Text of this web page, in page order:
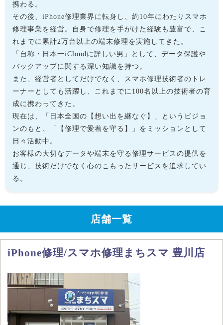
携わる。
その後、iPhone修理業界に転身し、約10年にわたりスマホ
修理事業を経営。自身で修理を手がけた経験も豊富で、こ
れまでに累計2万台以上の端末修理を実施してきた。
「自称・日本一iCloudに詳しい男」として、データ保護や
バックアップに関する深い知識を持つ。
また、経営者としてだけでなく、スマホ修理技術者のトレ
ーナーとしても活躍し、これまでに100名以上の技術者の育
成に携わってきた。
現在は、「日本全国の【想い出を継なぐ】」というビジョ
ンのもと、「【修理で愛着を守る】」をミッションとして
日々活動中。
お客様の大切なデータや端末を守る修理サービスの提供を
通じ、技術だけでなく心のこもったサービスを追求してい
る。
店舗一覧
iPhone修理/スマホ修理まちスマ 豊川店